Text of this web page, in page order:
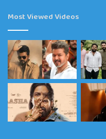
Most Viewed Videos